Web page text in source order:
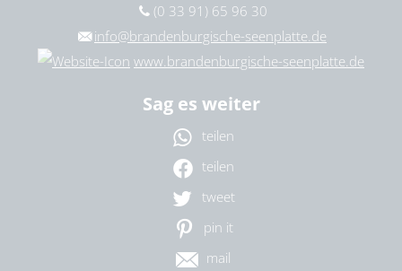
(0 33 91) 65 96 30
info@brandenburgische-seenplatte.de
www.brandenburgische-seenplatte.de
Sag es weiter
teilen
teilen
tweet
pin it
mail